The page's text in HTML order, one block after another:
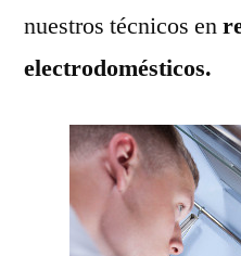
nuestros técnicos en
electrodomésticos.